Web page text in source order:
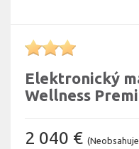
Elektronický
Wellness
2 040 €